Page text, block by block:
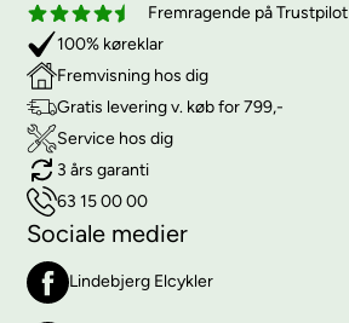
Fremragende på Trustpilot
100% køreklar
Fremvisning hos dig
Gratis levering v. køb for 799,-
Service hos dig
3 års garanti
63 15 00 00
Sociale medier
Lindebjerg Elcykler